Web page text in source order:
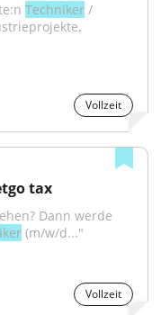
Techniker /
Vollzeit
tax
Dann werde
(m/w/d..."
Vollzeit